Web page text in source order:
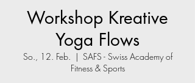
Workshop Kreative
Yoga Flows
So., 12. Feb.
  |
SAFS - Swiss Academy of
Fitness & Sports